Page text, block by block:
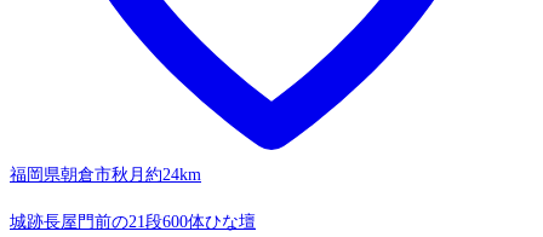
福岡県朝倉市秋月 約24km
城跡長屋門前の21段600体ひな壇